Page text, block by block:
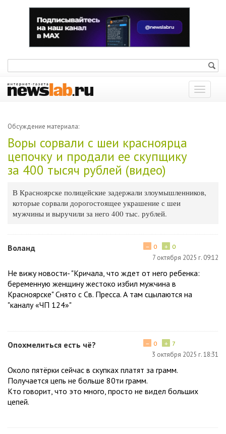
Показать
меню
Обсуждение материала:
Воры сорвали с шеи красноярца
цепочку и продали ее скупщику
за 400 тысяч рублей (видео)
В Красноярске полицейские задержали злоумышленников,
которые сорвали дорогостоящее украшение с шеи
мужчины и выручили за него 400 тыс. рублей.
Воланд + 0
− 0
7 октября 2025 г. 09:12
Не вижу новости- "Кричала, что ждет от него ребенка:
беременную женщину жестоко избил мужчина в
Красноярске" Снято с Св. Пресса. А там сцылаются на
"каналу «ЧП 124»"
Опохмелиться есть чё? + 7
− 0
3 октября 2025 г. 18:31
Около пятёрки сейчас в скупках платят за грамм.
Получается цепь не больше 80ти грамм.
Кто говорит, что это много, просто не видел больших
цепей.